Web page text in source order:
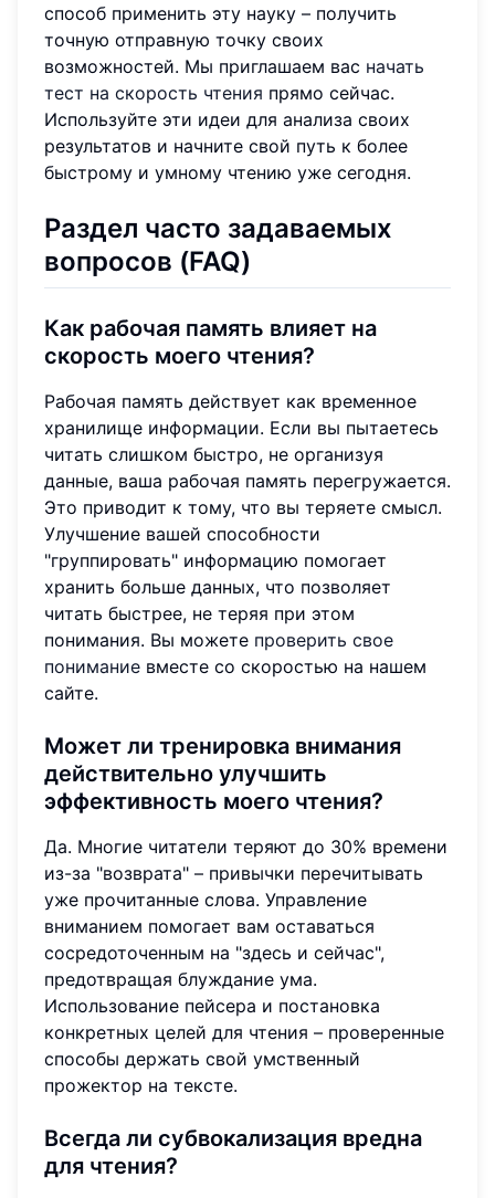
способ применить эту науку – получить
точную отправную точку своих
возможностей. Мы приглашаем вас начать
тест на скорость чтения прямо сейчас.
Используйте эти идеи для анализа своих
результатов и начните свой путь к более
быстрому и умному чтению уже сегодня.
Раздел часто задаваемых
вопросов (FAQ)
Как рабочая память влияет на
скорость моего чтения?
Рабочая память действует как временное
хранилище информации. Если вы пытаетесь
читать слишком быстро, не организуя
данные, ваша рабочая память перегружается.
Это приводит к тому, что вы теряете смысл.
Улучшение вашей способности
"группировать" информацию помогает
хранить больше данных, что позволяет
читать быстрее, не теряя при этом
понимания. Вы можете проверить свое
понимание вместе со скоростью на нашем
сайте.
Может ли тренировка внимания
действительно улучшить
эффективность моего чтения?
Да. Многие читатели теряют до 30% времени
из-за "возврата" – привычки перечитывать
уже прочитанные слова. Управление
вниманием помогает вам оставаться
сосредоточенным на "здесь и сейчас",
предотвращая блуждание ума.
Использование пейсера и постановка
конкретных целей для чтения – проверенные
способы держать свой умственный
прожектор на тексте.
Всегда ли субвокализация вредна
для чтения?